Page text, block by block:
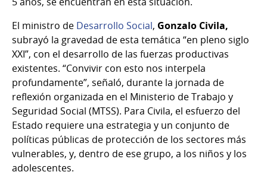
El ministro de Desarrollo Social, Gonzalo Civila,
subrayó la gravedad de esta temática “en pleno siglo
XXI”, con el desarrollo de las fuerzas productivas
existentes. “Convivir con esto nos interpela
profundamente”, señaló, durante la jornada de
reflexión organizada en el Ministerio de Trabajo y
Seguridad Social (MTSS). Para Civila, el esfuerzo del
Estado requiere una estrategia y un conjunto de
políticas públicas de protección de los sectores más
vulnerables, y, dentro de ese grupo, a los niños y los
adolescentes.